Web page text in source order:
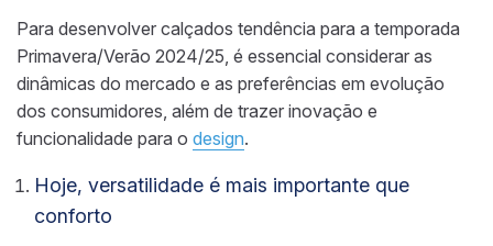
Para desenvolver calçados tendência para a temporada
Primavera/Verão 2024/25, é essencial considerar as
dinâmicas do mercado e as preferências em evolução
dos consumidores, além de trazer inovação e
funcionalidade para o design.
Hoje, versatilidade é mais importante que
conforto